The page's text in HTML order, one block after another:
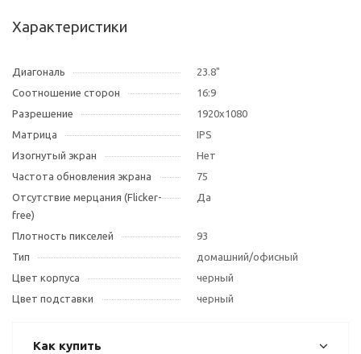
Характеристики
Диагональ
23.8"
Соотношение сторон
16:9
Разрешение
1920x1080
Матрица
IPS
Изогнутый экран
Нет
Частота обновления экрана
75
Отсутствие мерцания (Flicker-
free)
Да
Плотность пикселей
93
Тип
домашний/офисный
Цвет корпуса
черный
Цвет подставки
черный
Как купить